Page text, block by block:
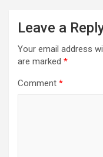
Leave a
Your email address
are marked *
Comment *